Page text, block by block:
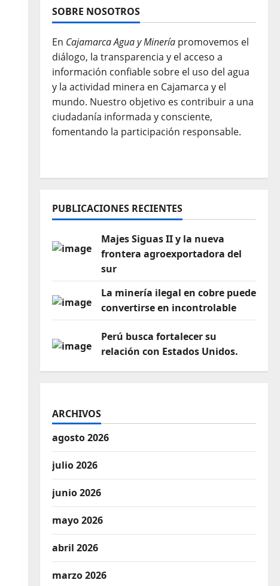
SOBRE NOSOTROS
En Cajamarca Agua y Mineríapromovemos el
diálogo, la transparencia y el acceso a
información confiable sobre el uso del agua
y la actividad minera en Cajamarca y el
mundo. Nuestro objetivo es contribuir a una
ciudadanía informada y consciente,
fomentando la participación responsable.
PUBLICACIONES RECIENTES
Majes Siguas II y la nueva
frontera agroexportadora del
sur
La minería ilegal en cobre puede
convertirse en incontrolable
Perú busca fortalecer su
relación con Estados Unidos.
ARCHIVOS
agosto 2026
julio 2026
junio 2026
mayo 2026
abril 2026
marzo 2026